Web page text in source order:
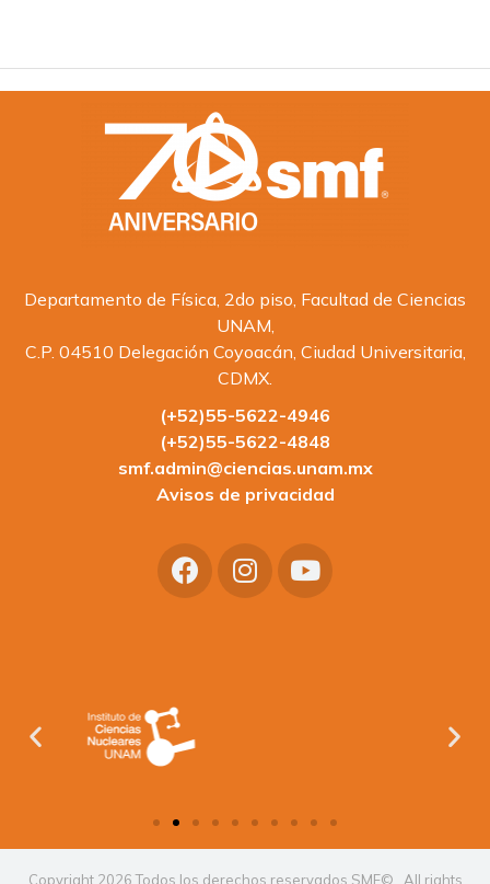
Departamento de Física, 2do piso, Facultad de Ciencias
UNAM,
C.P. 04510 Delegación Coyoacán, Ciudad Universitaria,
CDMX.
(+52)55-5622-4946
(+52)55-5622-4848
smf.admin@ciencias.unam.mx
Avisos de privacidad
Copyright 2026 Todos los derechos reservados SMF© . All rights